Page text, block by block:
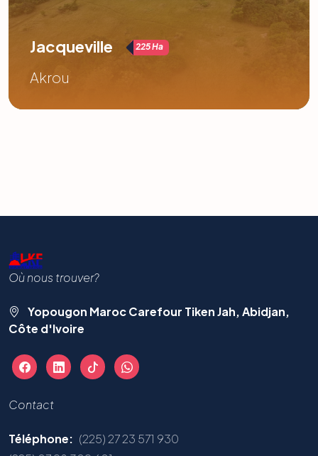
Jacqueville 225 Ha
Akrou
Où nous trouver?
Yopougon Maroc Carefour Tiken Jah, Abidjan,
Côte d'Ivoire
Contact
Téléphone: (225) 27 23 571 930